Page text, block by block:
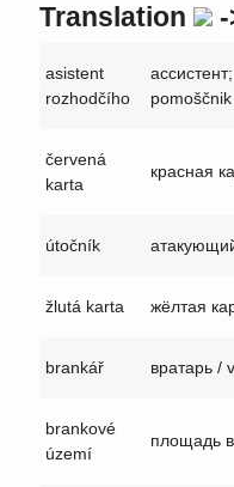
Translation -
asistent
rozhodčího
pomoščnik
červená
karta
красная
útočník
žlutá karta жёлтая
brankář вратарь /
brankové
území
площадь